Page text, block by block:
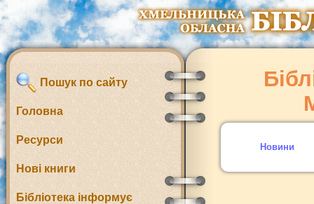
Пошук по сайту
Головна
Ресурси
Нові книги
Бібліотека інформує
Новини